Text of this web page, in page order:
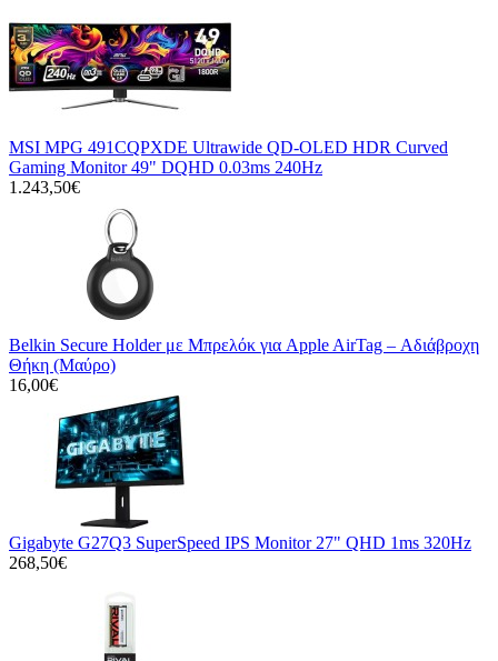
MSI MPG 491CQPXDE Ultrawide QD-OLED HDR Curved
Gaming Monitor 49" DQHD 0.03ms 240Hz
1.243,50€
Belkin Secure Holder με Μπρελόκ για Apple AirTag – Αδιάβροχη
Θήκη (Μαύρο)
16,00€
Gigabyte G27Q3 SuperSpeed IPS Monitor 27" QHD 1ms 320Hz
268,50€